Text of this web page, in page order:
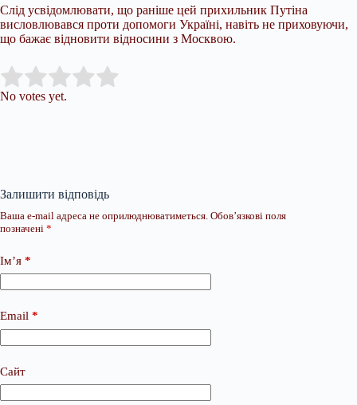
Слід усвідомлювати, що раніше цей прихильник Путіна
висловлювався проти допомоги Україні, навіть не приховуючи,
що бажає відновити відносини з Москвою.
Rate this item:
No votes yet.
Залишити відповідь
Ваша e-mail адреса не оприлюднюватиметься. Обов’язкові поля
позначені *
Ім’я *
Email *
Сайт